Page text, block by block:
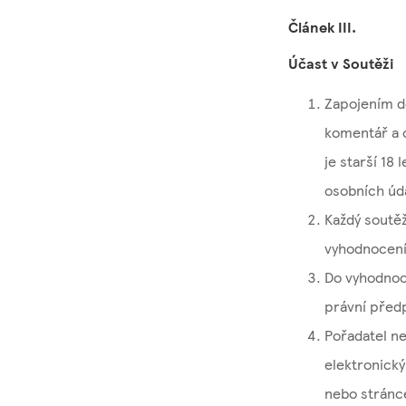
Článek III.
Účast v Soutěži
Zapojením
komentář a
je starší 18
osobních
Každý
Do
právní
Pořadatel
nebo